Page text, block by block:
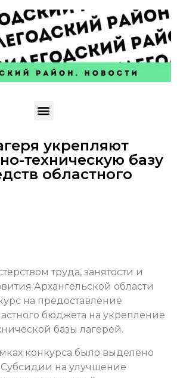
укрепляют
техническую базу
областного
труда, занятости и
Архангельской области
на предоставление
бюджета на укрепление
базы лагерей.
конкурса было выделено
Субсидии на улучшение